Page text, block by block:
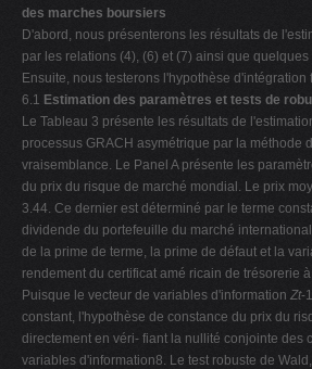
des marches boursiers
D'abord, nous présenterons les résultats de
par les relations (4), (6) et (7) ainsi que
Ensuite, nous testerons l'hypothèse d'intégration
6.1 Estimation des paramètres et tests de
Le Tableau 3 présente les résultats de
processus GRACH asymétrique par la méthode
vraisemblance. Le Panel A présente les
du prix du risque de marché mondial. Le prix
3.44. Ce dernier est déterminé par le terme
dividende du portefeuille du marché
de la prime de terme, la prime de défaut et la
rendement du certificat amé ricain de trésorerie
Puisque le vecteur de variables d'information Zt-
constant, l'hypothèse de constance du prix du
directement en véri- fiant la nullité conjointe des
variables d'information8. Le test robuste de